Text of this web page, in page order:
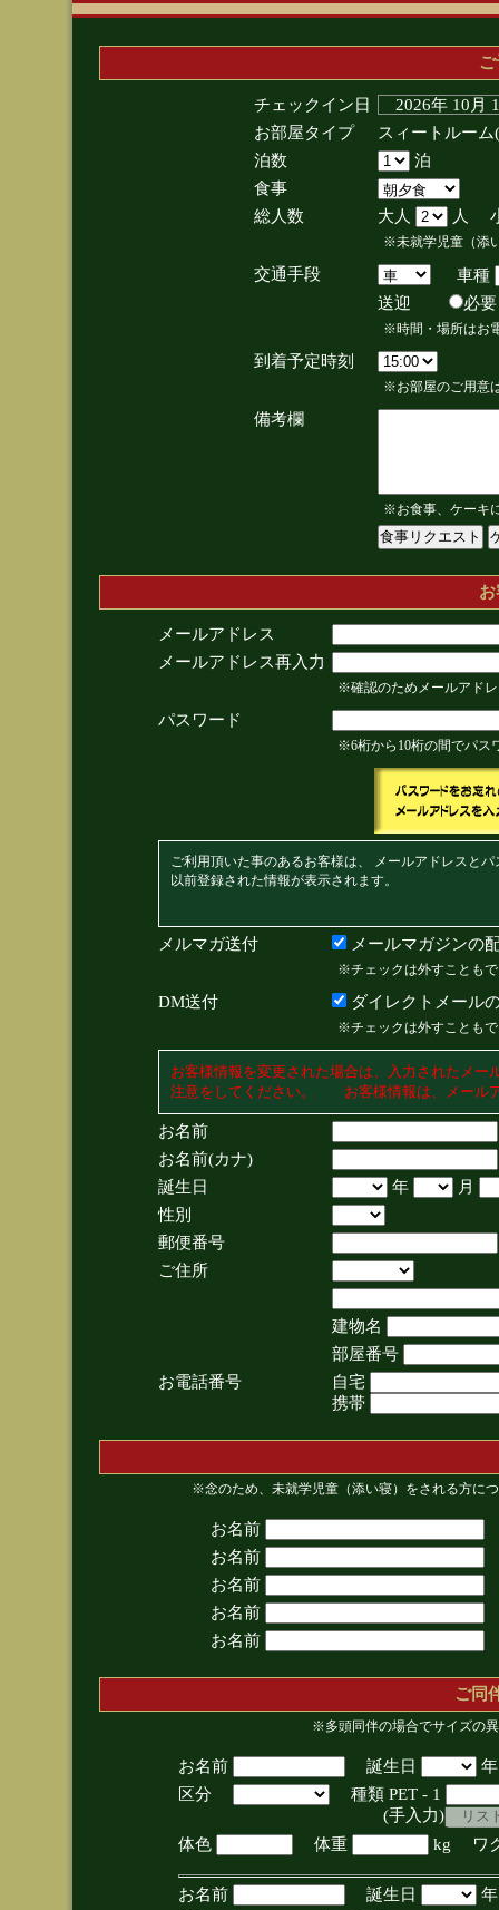
チェックイン日
2026年 10
お部屋タイプ
スィートルー
泊数
泊
食事
総人数
大人 人
※未就学児童（添
交通手段
車種
送迎
※時間・場所はお
到着予定時刻
※お部屋のご用意
備考欄
※お食事、ケーキ
メールアドレス
メールアドレス再入力
※確認のためメールアド
パスワード
※6桁から10桁の間でパス
ご利用頂いた事のあるお客様は、 メールアドレスと
以前登録された情報が表示されます。
メルマガ送付 メールマガジンの
※チェックは外すことも
DM送付 ダイレクトメール
※チェックは外すことも
お客様情報を変更された場合は、入力されたメ
注意をしてください。 お客様情報は、メール
お名前
お名前(カナ)
誕生日
年
月
性別
郵便番号
ご住所
建物名
部屋番号
お電話番号
自宅
携帯
※念のため、未就学児童（添い寝）をされる方に
お名前
お名前
お名前
お名前
お名前
ご同
※多頭同伴の場合でサイズの
お名前 誕生日
区分
種類 PET - 1
(手入力)
体色
体重 kg ワ
お名前 誕生日